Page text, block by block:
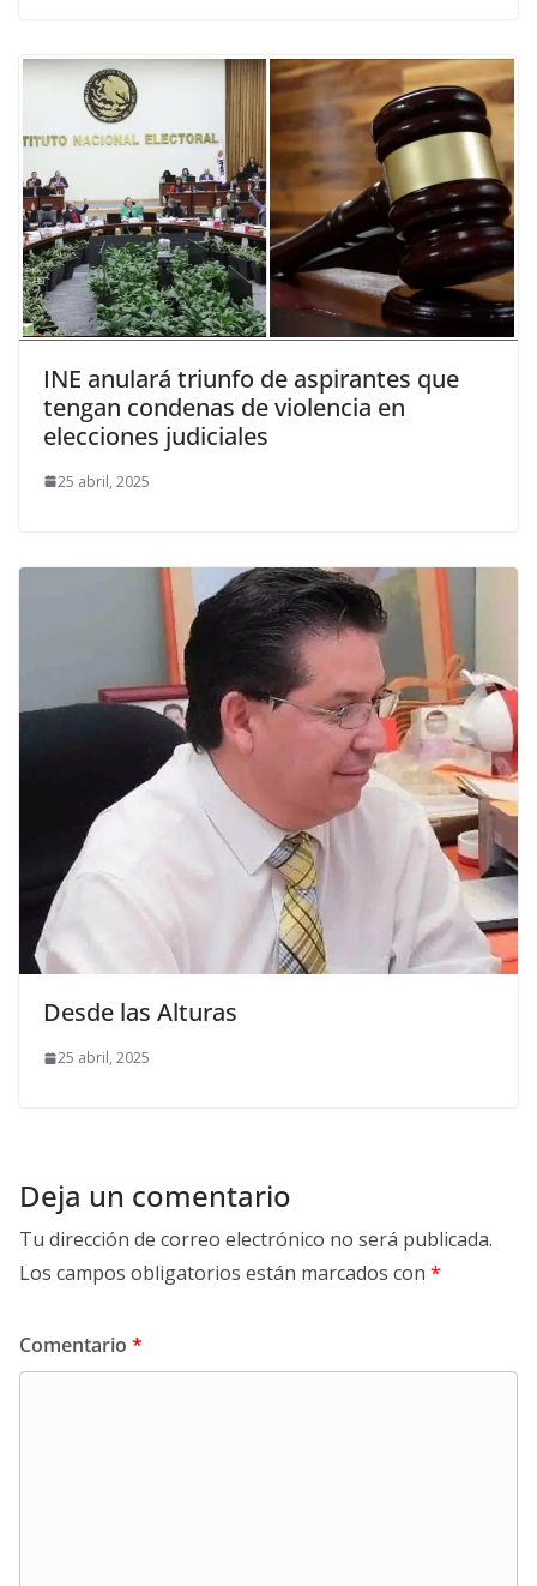
INE anulará triunfo de aspirantes que
tengan condenas de violencia en
elecciones judiciales
25 abril, 2025
Desde las Alturas
25 abril, 2025
Deja un comentario
Tu dirección de correo electrónico no será publicada.
Los campos obligatorios están marcados con *
Comentario *